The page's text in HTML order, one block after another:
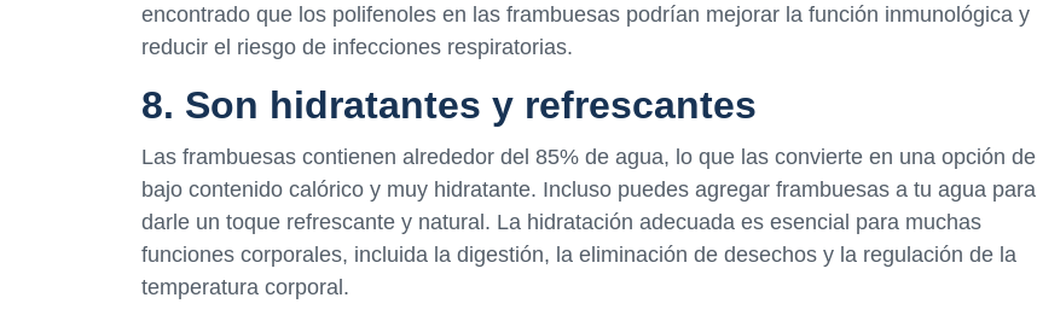
encontrado que los polifenoles en las frambuesas podrían mejorar la función inmunológica y
reducir el riesgo de infecciones respiratorias.
8. Son hidratantes y refrescantes
Las frambuesas contienen alrededor del 85% de agua, lo que las convierte en una opción de
bajo contenido calórico y muy hidratante. Incluso puedes agregar frambuesas a tu agua para
darle un toque refrescante y natural. La hidratación adecuada es esencial para muchas
funciones corporales, incluida la digestión, la eliminación de desechos y la regulación de la
temperatura corporal.